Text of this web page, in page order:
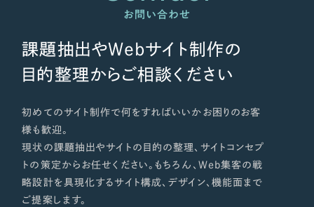
お問い合わせ
課題抽出やWebサイト制作の
目的整理からご相談ください
初めてのサイト制作で何をすればいいかお困りのお客
様も歓迎。
現状の課題抽出やサイトの目的の整理、サイトコンセプ
トの策定からお任せください。もちろん、Web集客の戦
略設計を具現化するサイト構成、デザイン、機能面まで
ご提案します。